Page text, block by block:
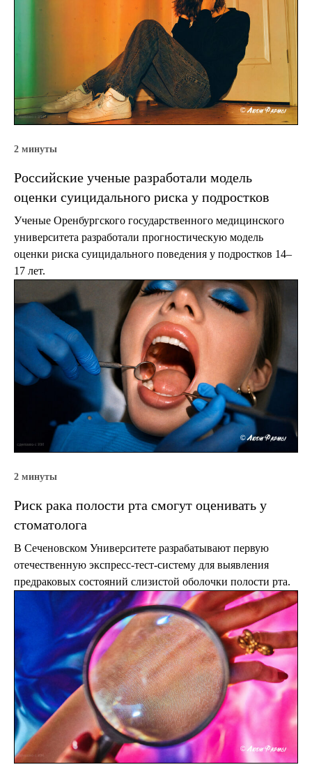
2 минуты
Российские ученые разработали модель
оценки суицидального риска у подростков
Ученые Оренбургского государственного медицинского
университета разработали прогностическую модель
оценки риска суицидального поведения у подростков 14–
17 лет.
2 минуты
Риск рака полости рта смогут оценивать у
стоматолога
В Сеченовском Университете разрабатывают первую
отечественную экспресс-тест-систему для выявления
предраковых состояний слизистой оболочки полости рта.